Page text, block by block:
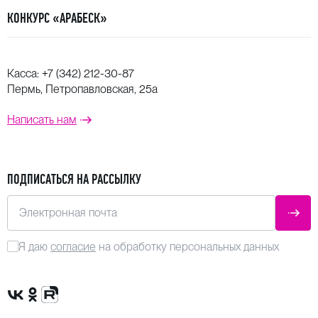
Татарников, Антон Гришанин, Алексей Карабанов,
КОНКУРС «АРАБЕСК»
Касса: +7 (342) 212-30-87
Пермь, Петропавловская, 25а
Написать нам
ПОДПИСАТЬСЯ НА РАССЫЛКУ
Электронная почта
Я даю согласие на обработку персональных данных
Сообщество VK
Группа в одноклассниках
Канал Rutube